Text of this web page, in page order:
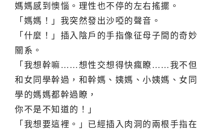
媽媽感到懊惱。理性也不停的左右搖擺。
「媽媽！」我突然發出沙啞的聲音。
「什麼！」插入陰戶的手指像征母子間的奇妙
關系。
「我想幹嘛……想性交想得快瘋瞭……我不但
和女同學幹過，和幹媽、姨媽、小姨媽、女同
學的媽媽都幹過瞭，
你不是不知道的！」
「我想要這裡。」已經插入肉洞的兩根手指在